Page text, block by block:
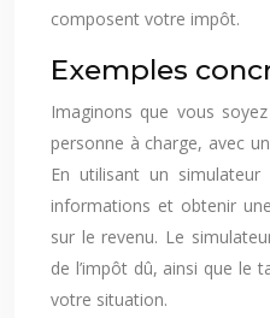
composent votre impôt.
Exemples
Imaginons que vous
personne à charge, avec
En utilisant un
informations et obtenir
sur le revenu. Le
de l’impôt dû, ainsi que le
votre situation.